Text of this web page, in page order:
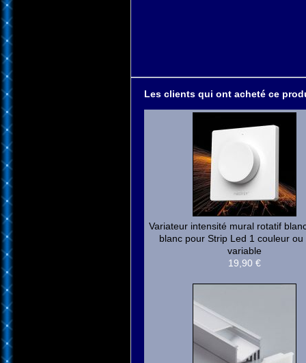
Les clients qui ont acheté ce
Variateur intensité mural rotatif
blanc pour Strip Led 1 couleur ou
variable
19,90 €